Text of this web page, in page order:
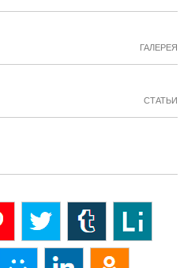
ГАЛЕРЕЯ
СТАТЬИ